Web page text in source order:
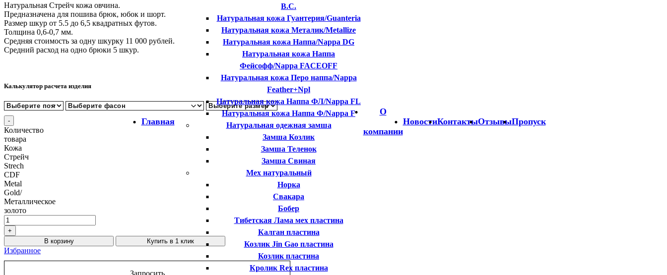
Главная
B.C.
Натуральная кожа Гуантерия/Guanteria
Натуральная кожа Металик/Metallize
Натуральная кожа Наппа/Nappa DG
Натуральная кожа Наппа
Фейсофф/Nappa FACEOFF
Натуральная кожа Перо наппа/Nappa
Feather+Npl
Натуральная кожа Наппа ФЛ/Nappa FL
Натуральная кожа Наппа Ф/Nappa F
Натуральная одежная замша
Замша Козлик
Замша Теленок
Замша Свиная
Мех натуральный
Норка
Свакара
Бобер
Тибетская Лама мех пластина
Калган пластина
Козлик Jin Gao пластина
Козлик пластина
Кролик Rex пластина
О
компании
НовостиКонтактыОтзывыПропуск
Натуральная Стрейч кожа овчина.
Предназначена для пошива брюк, юбок и шорт.
Размер шкур от 5.5 до 6,5 квадратных футов.
Толщина 0,6-0,7 мм.
Средняя стоимость за одну шкурку 11 000 рублей.
Средний расход на одно брюки 5 шкур.
Калькулятор расчета изделия
Количество
товара
Кожа
Стрейч
Strech
CDF
Metal
Gold/
Металлическое
золото
В корзину Купить в 1 клик
Избранное
Запросить